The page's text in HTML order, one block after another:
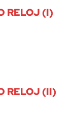
RELOJ (I)
RELOJ (II)